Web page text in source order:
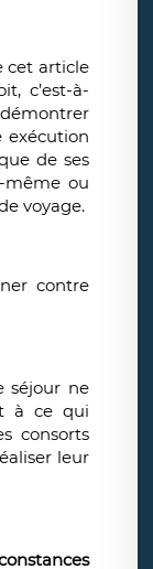
cet article
c’est-à-
de ses
même ou
voyage.
contre
séjour ne
à ce qui
consorts
leur